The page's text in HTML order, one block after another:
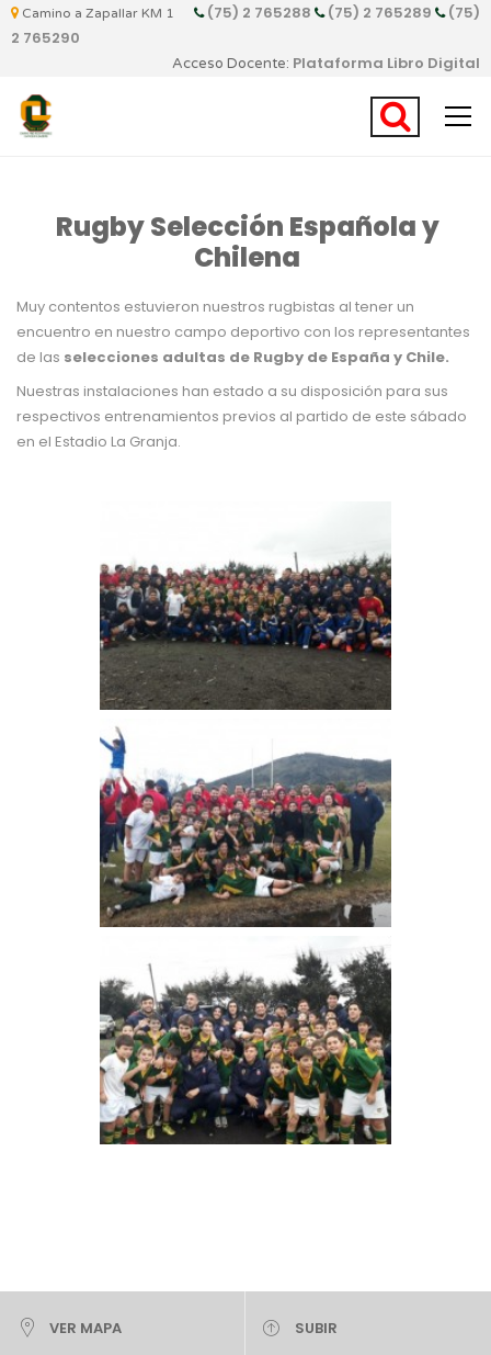
Camino a Zapallar KM 1 (75) 2 765288 (75) 2 765289
(75)
2 765290
Acceso Docente: Plataforma Libro Digital
Rugby Selección Española y
Chilena
Muy contentos estuvieron nuestros rugbistas al tener un
encuentro en nuestro campo deportivo con los representantes
de las selecciones adultas de Rugby de España y Chile.
Nuestras instalaciones han estado a su disposición para sus
respectivos entrenamientos previos al partido de este sábado
en el Estadio La Granja.
VER MAPA SUBIR